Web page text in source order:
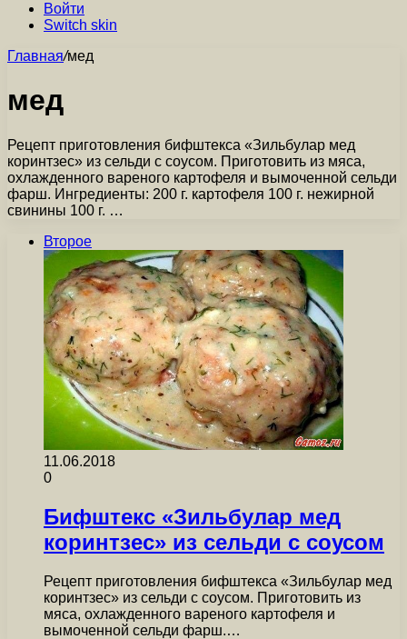
Войти
Switch skin
Главная/мед
мед
Рецепт приготовления бифштекса «Зильбулар мед
коринтзес» из сельди с соусом. Приготовить из мяса,
охлажденного вареного картофеля и вымоченной сельди
фарш. Ингредиенты: 200 г. картофеля 100 г. нежирной
свинины 100 г. …
Второе
11.06.2018
0
Бифштекс «Зильбулар мед
коринтзес» из сельди с соусом
Рецепт приготовления бифштекса «Зильбулар мед
коринтзес» из сельди с соусом. Приготовить из
мяса, охлажденного вареного картофеля и
вымоченной сельди фарш.…